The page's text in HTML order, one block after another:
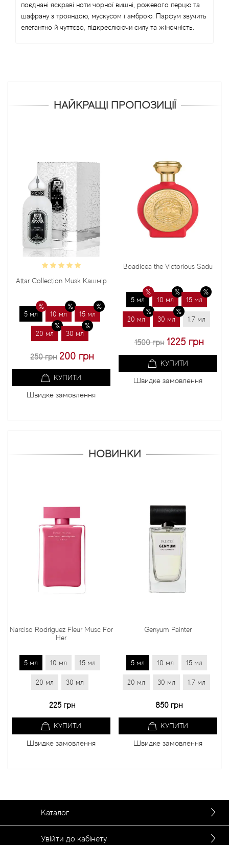
поєднані яскраві ноти чорної вишні, рожевого перцю та
шафрану з трояндою, мускусом і амброю. Парфум звучить
елегантно й чуттєво, підкреслюючи силу та жіночність.
НАЙКРАЩІ ПРОПОЗИЦІЇ
Collection Musk Кашмір
10 мл 15 мл
20 мл 30 мл
250 грн 200 грн
КУПИТИ
Швидке замовлення
Boadicea the Victorious Sadu
10 мл 15 мл
20 мл 30 мл 1.7 мл
1500 грн 1225 грн
КУПИТИ
Швидке замовлення
НОВИНКИ
Narciso Rodriguez Fleur Musc For
Her
5 мл 10 мл 15 мл
20 мл 30 мл
225 грн
КУПИТИ
Швидке замовлення
Genyum Painter
5 мл 10 мл 15 мл
20 мл 30 мл 1.7 мл
850 грн
КУПИТИ
Швидке замовлення
Каталог
Увійти до кабінету